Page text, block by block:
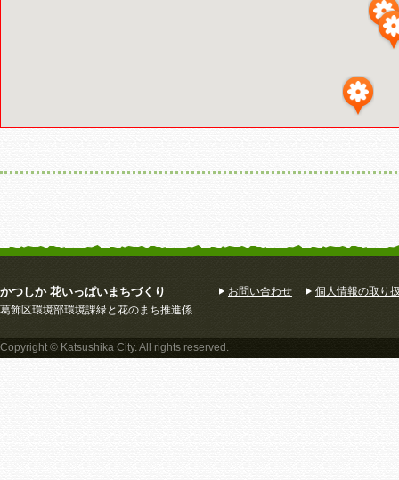
かつしか 花いっぱいまちづくり
葛飾区環境部環境課緑と花のまち推進係
お問い合わせ 個人情報の取り
Copyright © Katsushika City. All rights reserved.